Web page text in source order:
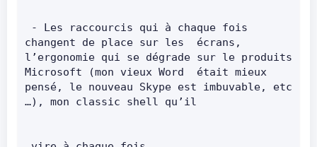
changent de place sur les  écrans,
l’ergonomie qui se dégrade sur le produits
Microsoft (mon vieux Word  était mieux
pensé, le nouveau Skype est imbuvable, etc
…), mon classic shell qu’il